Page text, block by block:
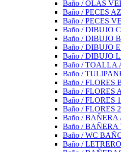
Baño / OLAS
Baño / PECES
Baño / PECES
Baño / DIBUJO
Baño / DIBUJO
Baño / DIBUJO
Baño / DIBUJO
Baño / TOALLA
Baño /
Baño / FLORES
Baño / FLORES
Baño / FLORES 1
Baño / FLORES 2
Baño / BAÑERA
Baño / BAÑERA
Baño / WC
Baño /